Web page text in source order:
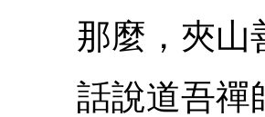
那麼，夾山善
話說道吾禪師